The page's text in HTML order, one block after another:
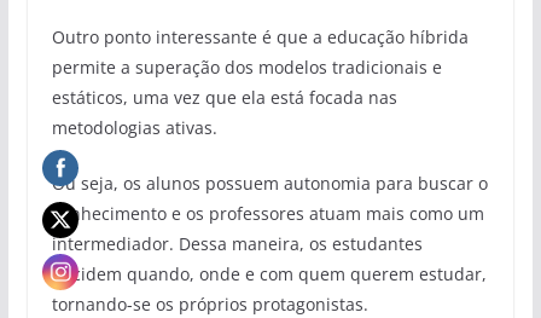
Outro ponto interessante é que a educação híbrida
permite a superação dos modelos tradicionais e
estáticos, uma vez que ela está focada nas
metodologias ativas.
Ou seja, os alunos possuem autonomia para buscar o
conhecimento e os professores atuam mais como um
intermediador. Dessa maneira, os estudantes
decidem quando, onde e com quem querem estudar,
tornando-se os próprios protagonistas.